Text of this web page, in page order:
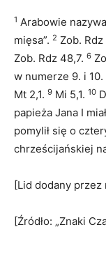
1 Arabowie
mięsa”. 2 Zob. Rdz
Zob. Rdz 48,7. 6
w numerze 9. i 10.
Mt 2,1. 9 Mi 5,1. 10
papieża Jana I
pomylił się o
chrześcijańskiej
[Lid dodany przez
[Źródło: „Znaki